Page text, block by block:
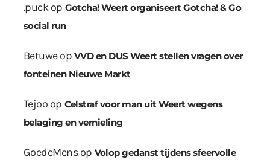
.puckop Gotcha! Weert organiseert Gotcha! & Go
social run
Betuweop VVD en DUS Weert stellen vragen over
fonteinen Nieuwe Markt
Tejoo op Celstraf voor man uit Weert wegens
belaging en vernieling
GoedeMensop Volop gedanst tijdens sfeervolle